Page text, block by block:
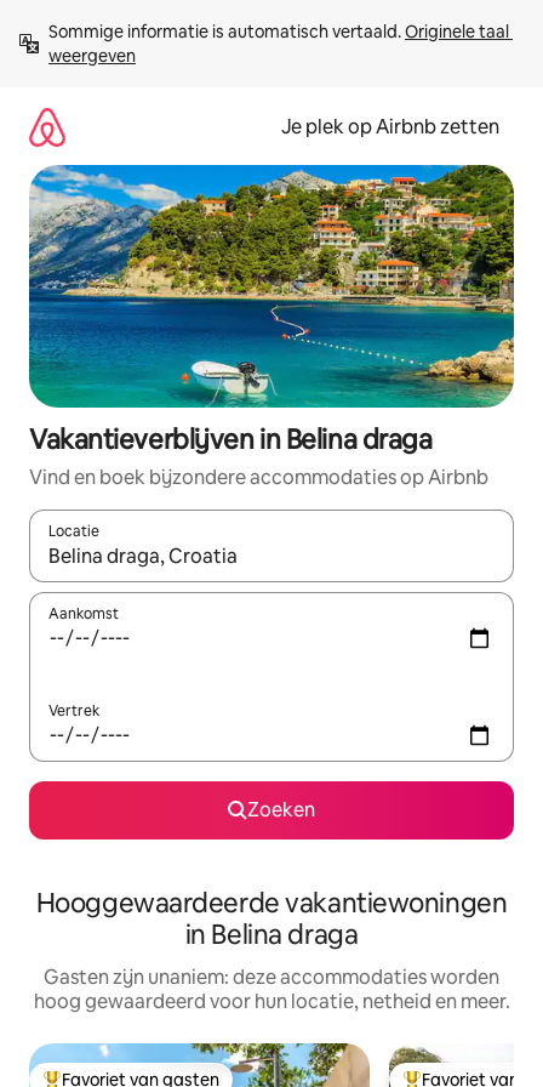
direct
naar
Sommige informatie is automatisch vertaald. Originele taal
weergeven
Je plek op Airbnb zetten
Vakantieverblijven in Belina draga
Vind en boek bijzondere accommodaties op Airbnb
Locatie
Wanneer er resultaten beschikbaar zijn, maak je een keuze
Aankomst
Vertrek
Zoeken
Hooggewaardeerde vakantiewoningen
in Belina draga
Gasten zijn unaniem: deze accommodaties worden
hoog gewaardeerd voor hun locatie, netheid en meer.
Favoriet van gasten Favoriet van